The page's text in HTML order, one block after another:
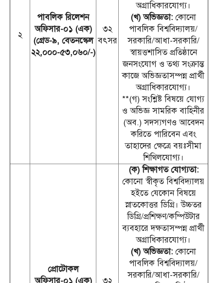
২
পাবলিক রিলেশন
অফিসার-০১ (এক)
(গ্রেড-৯, বেতনস্কেল
২২,০০০-৫৩,০৬০/-)
৩২
বৎসর
অগ্রাধিকারযোগ্য।
(খ) অভিজ্ঞতা: কোনো
পাবলিক বিশ্ববিদ্যালয়/
সরকারি/আধা-সরকারি/
স্বায়ত্তশাসিত প্রতিষ্ঠানে
জনসংযোগ ও তথ্য সংক্রান্ত
কাজে অভিজ্ঞতাসম্পন্ন প্রার্থী
অগ্রাধিকারযোগ্য।
**(গ) সংশ্লিষ্ট বিষয়ে যোগ্য
ও অভিজ্ঞ সামরিক বাহিনীর
(অব.) সদস্যগণও আবেদন
করিতে পারিবেন এবং
তাহাদের ক্ষেত্রে বয়ঃসীমা
শিথিলযোগ্য।
প্রোটোকল
অফিসার-০১ (এক)
৩২
(ক) শিক্ষাগত যোগ্যতা:
কোনো স্বীকৃত বিশ্ববিদ্যালয়
হইতে যেকোন বিষয়ে
স্নাতকোত্তর ডিগ্রি। উচ্চতর
ডিগ্রি/প্রশিক্ষণ/কম্পিউটার
ব্যবহারে দক্ষতাসম্পন্ন প্রার্থী
অগ্রাধিকারযোগ্য।
(খ) অভিজ্ঞতা: কোনো
পাবলিক বিশ্ববিদ্যালয়/
সরকারি/আধা-সরকারি/